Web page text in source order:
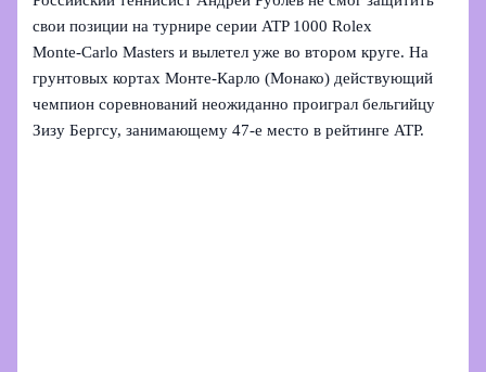
свои позиции на турнире серии ATP 1000 Rolex
Monte‑Carlo Masters и вылетел уже во втором круге. На
грунтовых кортах Монте‑Карло (Монако) действующий
чемпион соревнований неожиданно проиграл бельгийцу
Зизу Бергсу, занимающему 47‑е место в рейтинге ATP.